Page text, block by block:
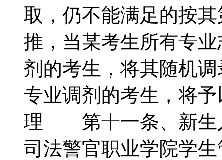
取，仍不能满足的按
推，当某考生所有专
剂的考生，将其随机
专业调剂的考生，将
理 第十一条、新生
司法警官职业学院学